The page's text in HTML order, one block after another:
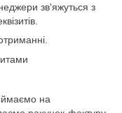
зв'яжуться з
на